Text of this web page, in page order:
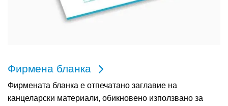
Фирмена бланка
Фирмената бланка е отпечатано заглавие на
канцеларски материали, обикновено използвано за